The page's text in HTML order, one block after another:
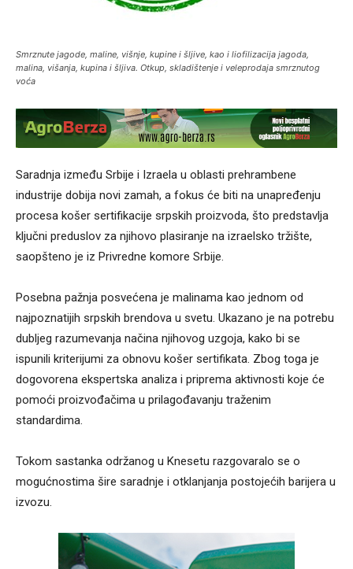
Smrznute jagode, maline, višnje, kupine i šljive, kao i liofilizacija jagoda,
malina, višanja, kupina i šljiva. Otkup, skladištenje i veleprodaja smrznutog
voća
Saradnja između Srbije i Izraela u oblasti prehrambene
industrije dobija novi zamah, a fokus će biti na unapređenju
procesa košer sertifikacije srpskih proizvoda, što predstavlja
ključni preduslov za njihovo plasiranje na izraelsko tržište,
saopšteno je iz Privredne komore Srbije.
Posebna pažnja posvećena je malinama kao jednom od
najpoznatijih srpskih brendova u svetu. Ukazano je na potrebu
dubljeg razumevanja načina njihovog uzgoja, kako bi se
ispunili kriterijumi za obnovu košer sertifikata. Zbog toga je
dogovorena ekspertska analiza i priprema aktivnosti koje će
pomoći proizvođačima u prilagođavanju traženim
standardima.
Tokom sastanka održanog u Knesetu razgovaralo se o
mogućnostima šire saradnje i otklanjanja postojećih barijera u
izvozu.